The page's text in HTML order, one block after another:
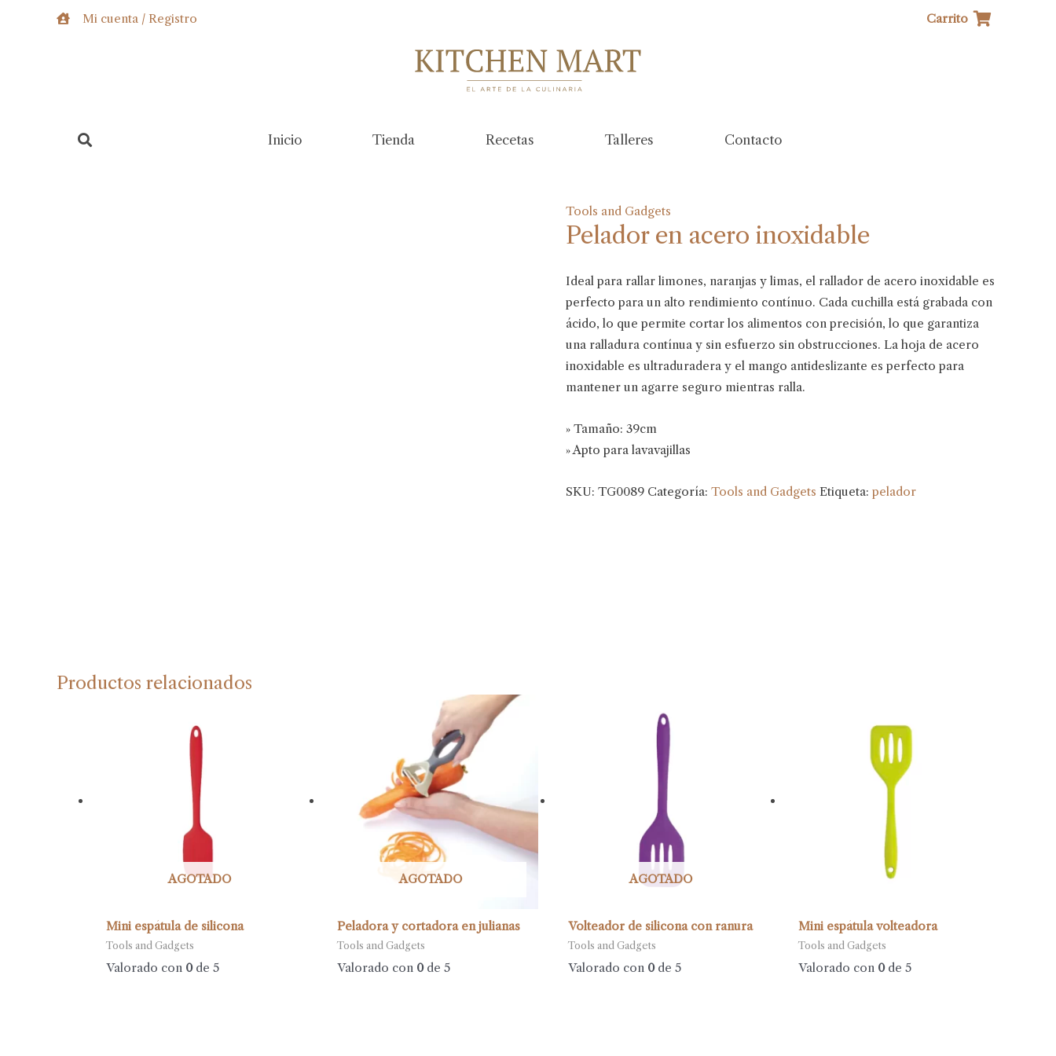
Mi cuenta / Registro Carrito
Inicio Tienda Recetas Talleres Contacto
Tools and Gadgets
Pelador en acero inoxidable
Ideal para rallar limones, naranjas y limas, el rallador de acero inoxidable es
perfecto para un alto rendimiento contínuo. Cada cuchilla está grabada con
ácido, lo que permite cortar los alimentos con precisión, lo que garantiza
una ralladura contínua y sin esfuerzo sin obstrucciones. La hoja de acero
inoxidable es ultraduradera y el mango antideslizante es perfecto para
mantener un agarre seguro mientras ralla.
» Tamaño: 39cm
» Apto para lavavajillas
SKU: TG0089 Categoría: Tools and Gadgets Etiqueta: pelador
Productos relacionados
AGOTADO
Mini espátula de silicona
Tools and Gadgets
Valorado con 0de 5
AGOTADO
Peladora y cortadora en julianas
Tools and Gadgets
Valorado con 0de 5
AGOTADO
Volteador de silicona con ranura
Tools and Gadgets
Valorado con 0de 5
Mini espátula volteadora
Tools and Gadgets
Valorado con 0de 5